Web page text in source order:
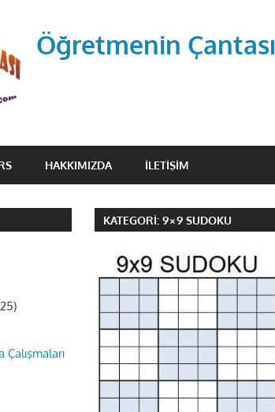
Öğretmenin Çantası
HAKKIMIZDA İLETIŞIM
KATEGORI:9×9 SUDOKU